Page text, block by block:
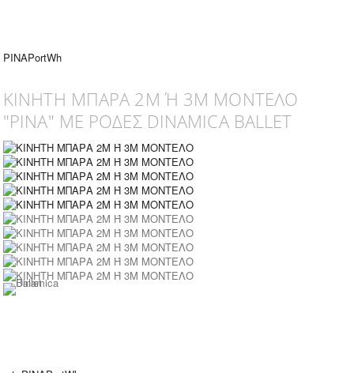
PINAPortWh
ΚΙΝΗΤΗ ΜΠΑΡΑ 2Μ Ή 3Μ ΜΟΝΤΕΛΟ
"PINA" ΜΕ ΡΟΔΕΣ DINAMICA BALLET